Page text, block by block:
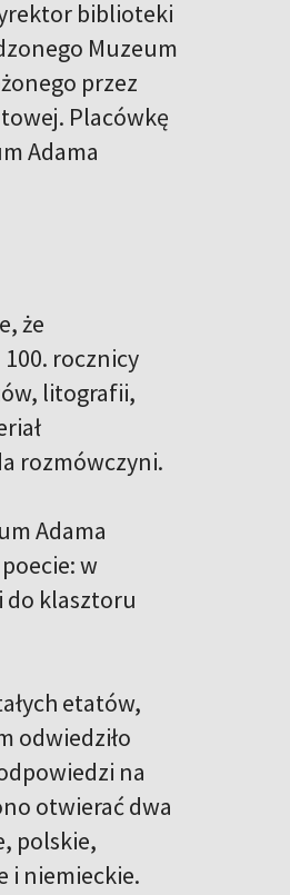
biblioteki
Muzeum
przez
Placówkę
Adama
że
rocznicy
litografii,
rozmówczyni.
Adama
w
do klasztoru
etatów,
odwiedziło
na
otwierać dwa
polskie,
i niemieckie.